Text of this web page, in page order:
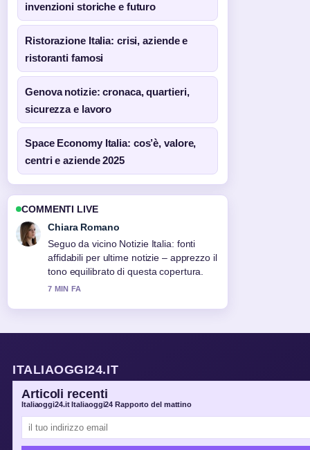
invenzioni storiche e futuro
Ristorazione Italia: crisi, aziende e
ristoranti famosi
Genova notizie: cronaca, quartieri,
sicurezza e lavoro
Space Economy Italia: cos’è, valore,
centri e aziende 2025
COMMENTI LIVE
Chiara Romano
Seguo da vicino Notizie Italia: fonti
affidabili per ultime notizie – apprezzo il
tono equilibrato di questa copertura.
7 MIN FA
ITALIAOGGI24.IT
Articoli recenti
Italiaoggi24.it Italiaoggi24 Rapporto del mattino